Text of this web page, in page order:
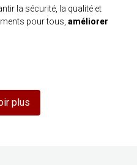
la sécurité, la qualité et
pour tous, améliorer
plus